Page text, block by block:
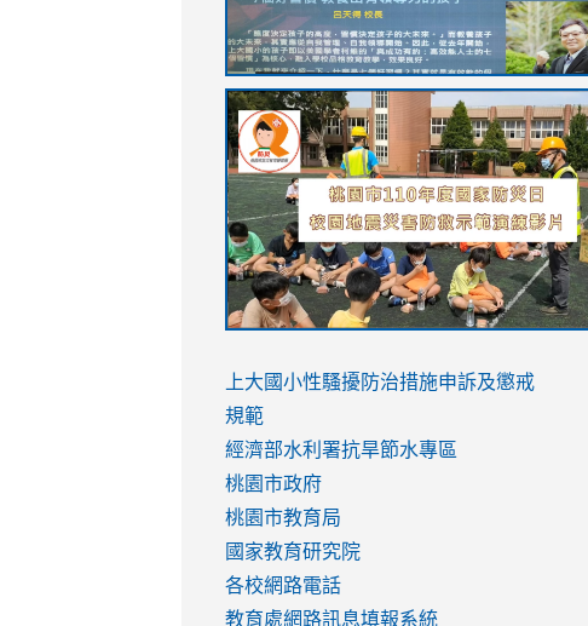
link
to
https://sites.google.com/stes.tyc.edu.tw/
link
to
https://drive.google.com/file/d/
usp=sharing
link
to
https://youtu.be/jJOMVWY3-
8M
link
to
https://drive.google.com/file/d/
usp=sharing
to
https://www.youtube.com/watch?
v=hC_gdZndU9s
to
https://www.youtube.com/watch?
v=hC_gdZndU9s
link
to
https://www.youtube.com/watch?
v=mfpNykQ0g4M
上大國小性騷擾防治措施申訴及懲戒
規範
經濟部水利署抗旱節水專區
桃園市政府
桃園市教育局
國家教育研究院
各校網路電話
教育處網路訊息填報系統